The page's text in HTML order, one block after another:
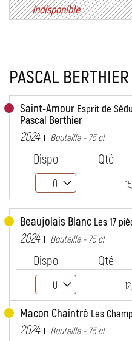
Indisponible
PASCAL BERTHIER
Saint-Amour Esprit de
Pascal Berthier
2024 Bouteille - 75 cl
Dispo Qté
Beaujolais Blanc Les 17
2024 Bouteille - 75 cl
Dispo Qté
Macon Chaintré Les
2024 Bouteille - 75 cl